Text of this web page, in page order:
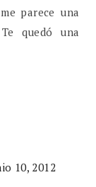
parece una
quedó una
10, 2012